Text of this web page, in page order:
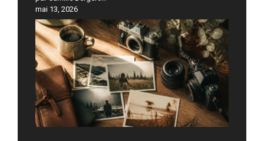
mai 13, 2026